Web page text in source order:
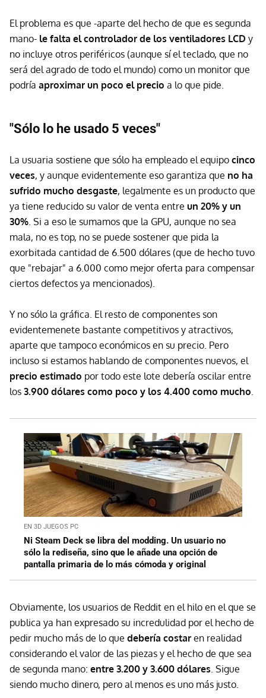
El problema es que -aparte del hecho de que es segunda
mano- le falta el controlador de los ventiladores LCD y
no incluye otros periféricos (aunque sí el teclado, que no
será del agrado de todo el mundo) como un monitor que
podría aproximar un poco el precio a lo que pide.
"Sólo lo he usado 5 veces"
La usuaria sostiene que sólo ha empleado el equipo cinco
veces, y aunque evidentemente eso garantiza que no ha
sufrido mucho desgaste, legalmente es un producto que
ya tiene reducido su valor de venta entre un 20% y un
30%. Si a eso le sumamos que la GPU, aunque no sea
mala, no es top, no se puede sostener que pida la
exorbitada cantidad de 6.500 dólares (que de hecho tuvo
que "rebajar" a 6.000 como mejor oferta para compensar
ciertos defectos ya mencionados).
Y no sólo la gráfica. El resto de componentes son
evidentemenete bastante competitivos y atractivos,
aparte que tampoco económicos en su precio. Pero
incluso si estamos hablando de componentes nuevos, el
precio estimado por todo este lote debería oscilar entre
los 3.900 dólares como poco y los 4.400 como mucho.
EN 3D JUEGOS PC
Ni Steam Deck se libra del modding. Un usuario no
sólo la rediseña, sino que le añade una opción de
pantalla primaria de lo más cómoda y original
Obviamente, los usuarios de Reddit en el hilo en el que se
publica ya han expresado su incredulidad por el hecho de
pedir mucho más de lo que debería costar en realidad
considerando el valor de las piezas y el hecho de que sea
de segunda mano: entre 3.200 y 3.600 dólares. Sigue
siendo mucho dinero, pero al menos es uno más justo.